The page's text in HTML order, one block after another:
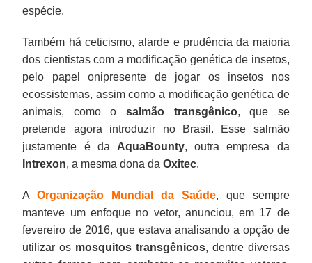
espécie.
Também há ceticismo, alarde e prudência da maioria
dos cientistas com a modificação genética de insetos,
pelo papel onipresente de jogar os insetos nos
ecossistemas, assim como a modificação genética de
animais, como o salmão transgênico, que se
pretende agora introduzir no Brasil. Esse salmão
justamente é da AquaBounty, outra empresa da
Intrexon, a mesma dona daOxitec.
AOrganização Mundial da Saúde, que sempre
manteve um enfoque no vetor, anunciou, em 17 de
fevereiro de 2016, que estava analisando a opção de
utilizar os mosquitos transgênicos, dentre diversas